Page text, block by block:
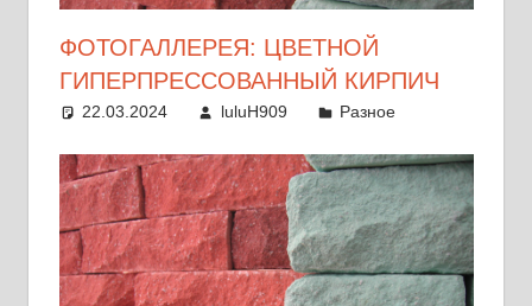
ФОТОГАЛЛЕРЕЯ: ЦВЕТНОЙ
ГИПЕРПРЕССОВАННЫЙ КИРПИЧ
22.03.2024 luluH909 Разное